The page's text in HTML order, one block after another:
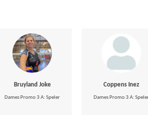
Bruyland Joke
Dames Promo 3 A: Speler
Coppens Inez
Dames Promo 3 A: